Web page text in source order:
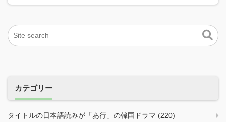
カテゴリー
タイトルの日本語読みが「あ行」の韓国ドラマ (220)